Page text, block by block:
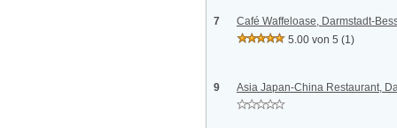
7
Café Waffeloase, Darmstadt-
5.00 von 5 (1)
9 Asia Japan-China Restaurant,